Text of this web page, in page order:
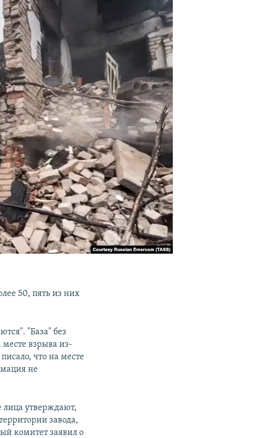
50, пять из них
"База" без
месте взрыва из-
что на месте
не
лица утверждают,
завода,
комитет заявил о